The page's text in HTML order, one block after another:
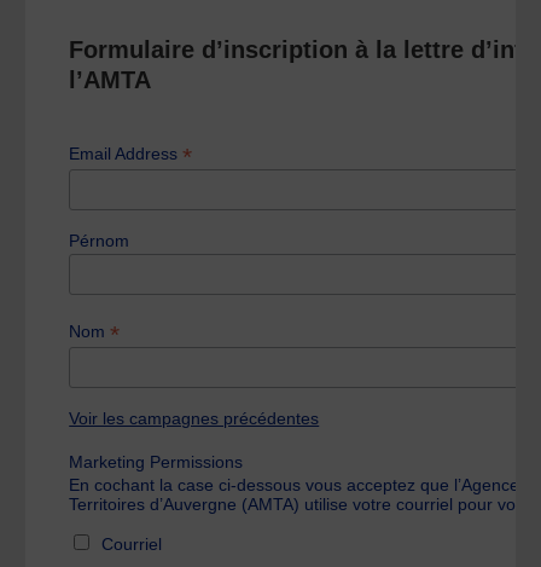
Formulaire d’inscription à la lettre
l’AMTA
Email Address*
Pérnom
Nom*
Voir les campagnes précédentes
Marketing Permissions
En cochant la case ci-dessous vous acceptez que l’Agence
Territoires d’Auvergne (AMTA) utilise votre courriel pour vous
Courriel